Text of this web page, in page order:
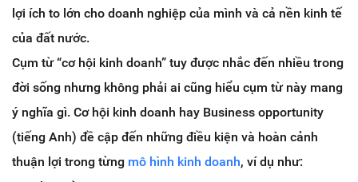
lợi ích to lớn cho doanh nghiệp của mình và cả nền kinh tế
của đất nước.
Cụm từ “cơ hội kinh doanh” tuy được nhắc đến nhiều trong
đời sống nhưng không phải ai cũng hiểu cụm từ này mang
ý nghĩa gì. Cơ hội kinh doanh hay Business opportunity
(tiếng Anh) đề cập đến những điều kiện và hoàn cảnh
thuận lợi trong từng mô hình kinh doanh, ví dụ như: